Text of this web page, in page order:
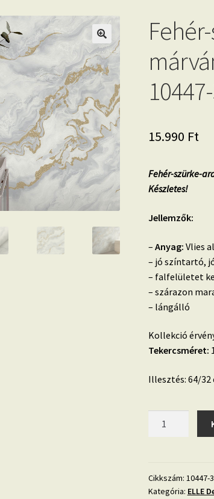
15.990 Ft
Fehér-szürke-
Készletes!
Jellemzők:
– Anyag: Vlies
– jó színtartó,
– falfelületet
– szárazon
– lángálló
Kollekció
Tekercsméret:
Illesztés: 64/32
mintás
tapéta
Cikkszám: 10447-
Kategória: ELLE